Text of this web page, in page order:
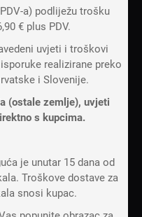
a) podliježu trošku
€ plus PDV.
uvjeti i troškovi
realizirane preko
i Slovenije.
(ostale zemlje), uvjeti
s kupcima.
je unutar 15 dana od
Troškove dostave za
snosi kupac.